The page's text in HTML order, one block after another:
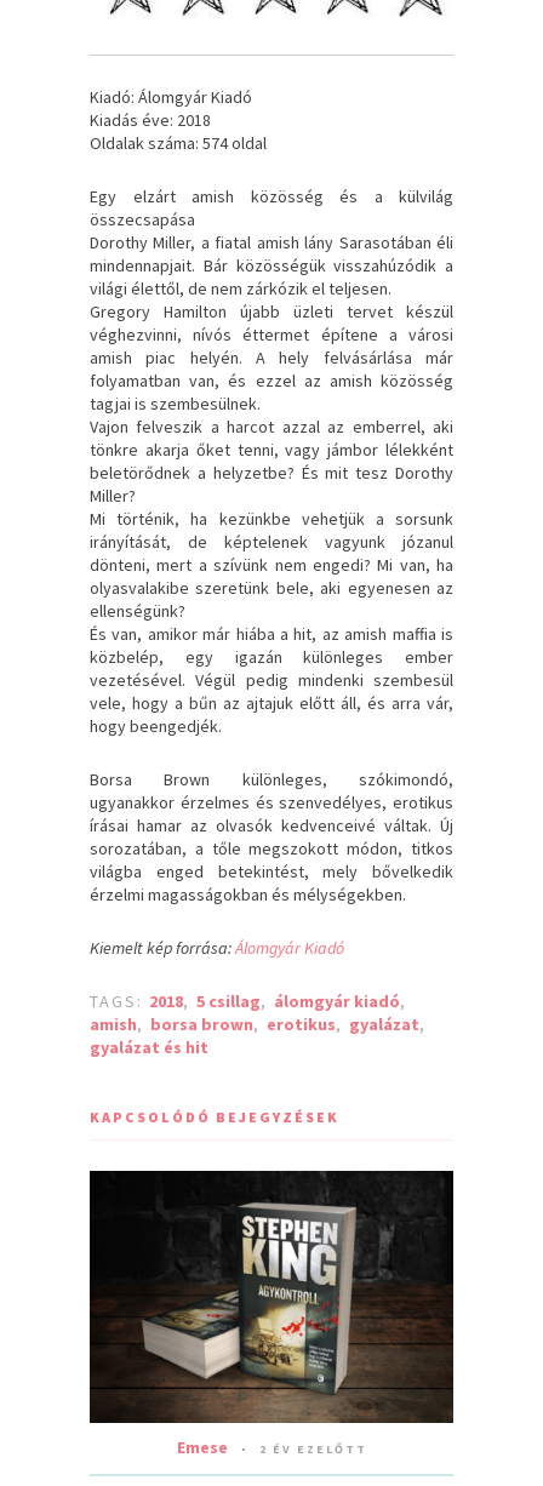
Kiadó: Álomgyár Kiadó
Kiadás éve: 2018
Oldalak száma: 574 oldal
Egy ​elzárt amish közösség és a külvilág
összecsapása
Dorothy Miller, a fiatal amish lány Sarasotában éli
mindennapjait. Bár közösségük visszahúzódik a
világi élettől, de nem zárkózik el teljesen.
Gregory Hamilton újabb üzleti tervet készül
véghezvinni, nívós éttermet építene a városi
amish piac helyén. A hely felvásárlása már
folyamatban van, és ezzel az amish közösség
tagjai is szembesülnek.
Vajon felveszik a harcot azzal az emberrel, aki
tönkre akarja őket tenni, vagy jámbor lélekként
beletörődnek a helyzetbe? És mit tesz Dorothy
Miller?
Mi történik, ha kezünkbe vehetjük a sorsunk
irányítását, de képtelenek vagyunk józanul
dönteni, mert a szívünk nem engedi? Mi van, ha
olyasvalakibe szeretünk bele, aki egyenesen az
ellenségünk?
És van, amikor már hiába a hit, az amish maffia is
közbelép, egy igazán különleges ember
vezetésével. Végül pedig mindenki szembesül
vele, hogy a bűn az ajtajuk előtt áll, és arra vár,
hogy beengedjék.
Borsa Brown különleges, szókimondó,
ugyanakkor érzelmes és szenvedélyes, erotikus
írásai hamar az olvasók kedvenceivé váltak. Új
sorozatában, a tőle megszokott módon, titkos
világba enged betekintést, mely bővelkedik
érzelmi magasságokban és mélységekben.
Kiemelt kép forrása:Álomgyár Kiadó
TAGS: 2018, 5 csillag, álomgyár kiadó,
amish, borsa brown, erotikus, gyalázat,
gyalázat és hit
KAPCSOLÓDÓ BEJEGYZÉSEK
Emese 2 ÉV EZELŐTT